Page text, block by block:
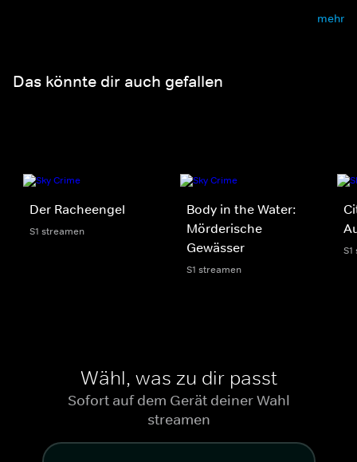
mehr
Das könnte dir auch gefallen
Der Racheengel
S1 streamen
Body in the Water:
Mörderische
Gewässer
S1 streamen
Wähl, was zu dir passt
Sofort auf dem Gerät deiner Wahl
streamen